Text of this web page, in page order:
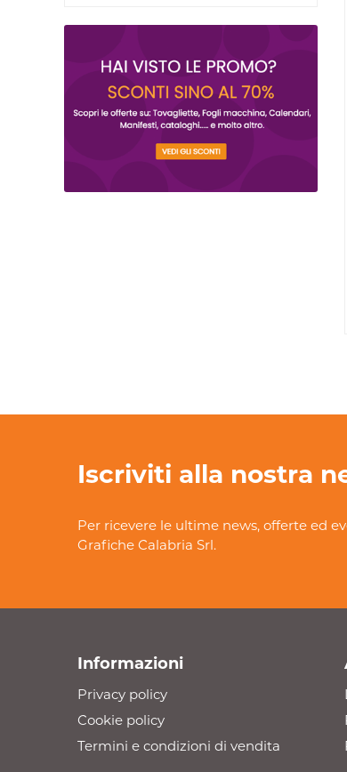
Iscriviti alla nostra
Per ricevere le ultime news, offerte ed
Grafiche Calabria Srl.
Informazioni
Privacy policy
Cookie policy
Termini e condizioni di vendita